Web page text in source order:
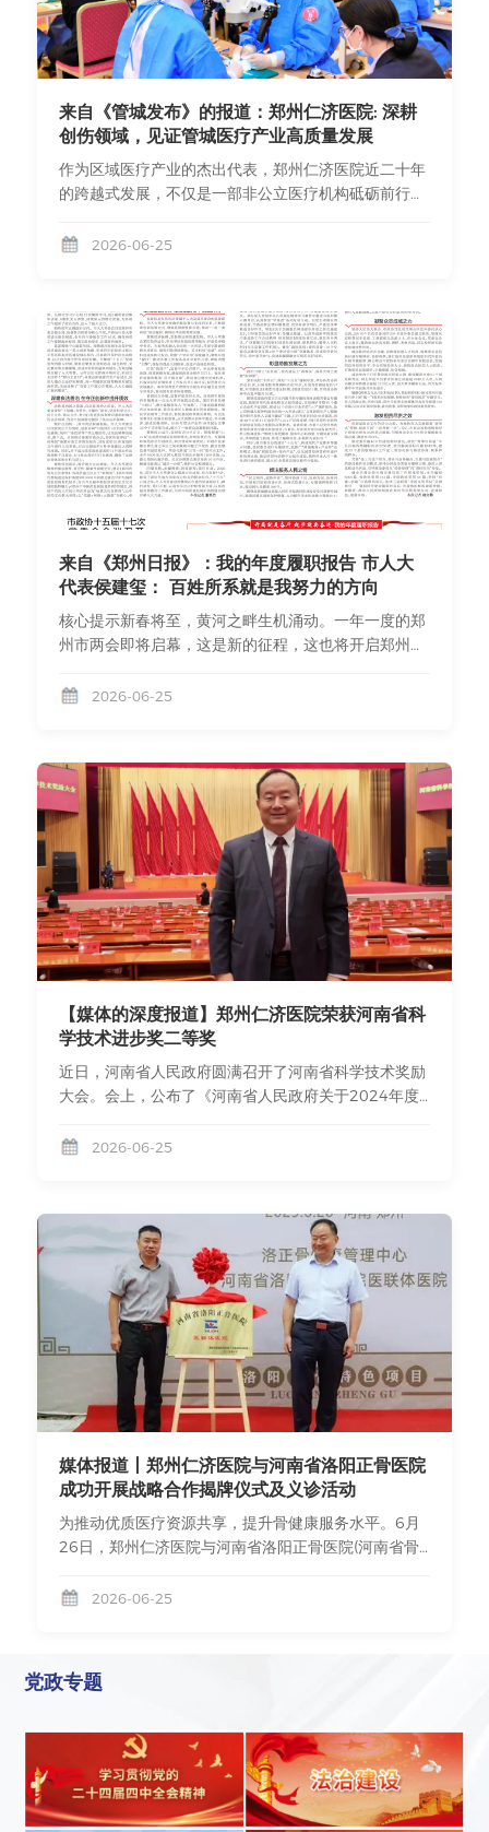
来自《管城发布》的报道：郑州仁济医院: 深耕
创伤领域，见证管城医疗产业高质量发展
作为区域医疗产业的杰出代表，郑州仁济医院近二十年
的跨越式发展，不仅是一部非公立医疗机构砥砺前行的
能力持续攀升的生动缩影。2003年，郑州仁济医院诞
为建筑面积超4.6万平方米、床位700张、员工600余
名的全国首家创伤显微外科三级专科医院。这条从“小
专科”到“大品牌”的崛起之路，精准契合了国家鼓励社会
办医、发展特色专科的政策导向，也映射出管城区优化
医疗资源配置、支持优质医疗资源扩容的坚实步伐。医
院坐落于金岱科创城核心板块，毗邻郑州南站枢纽，其
地理优势与管城区前瞻性的产业布局和城市发展规划同
频共振，预示着这里将成为高端医疗健康服务的新高
的极致追求与持续创新。“断指十七截再植全部成活”的
世界纪录，被载入中华百科全书和国际权威期刊；四项
创全国纪录的高难度手术，不断突破生命救治的极限；
从超级显微外科治疗淋巴水肿、阿尔茨海默症，到机器
人辅助微创手术、3D打印关节置换，医院始终站在技
术前沿。这背后，是以侯建玺院长为首的学科带头人深
奖的科研实力支撑，是与中国医师协会、中华医学会等
管城区在高度专业化、高精尖的医疗技术领域拥有了全
国领先、世界知名的“金字招牌”。医院的价值，不仅体
现在手术刀尖的精准，更流淌在服务与奉献的细节中。
“仁爱之心，济民普世”的价值观，贯穿于医院工作的方
方面面。从春节期间院长慰问病友、病房里的生日祝
福，到建立多部门随访机制、提供一站式便民服务；从
驰援武汉抗疫的“逆行出征”，到长期坚持的公益救助、
敬老爱老、健康科普活动；从对环卫工人的免费体检，
到对偏远病友的家访回访……仁济医院将“亲情化服务”理
念落到实处，构建了和谐的医患关系，赢得了广泛的社
会赞誉，充分展现了管城区医疗机构深厚的民生情怀和
责任担当医院的发展，离不开人才的汇聚与培养。通过
知名学者，医院搭建了强大的技术支持网络。同时，通
过承办国际超级显微外科大赛、连续举办18届论文交流
平台，营造浓厚的科研创新氛围，不仅提升了自身团队
仁济医院正朝着“创国家级重点学科，打造仁济医疗健
康集团，实现医康养结合的高端综合模式”的战略目标
迈进。这与“健康中国2030”规划纲要及郑州市、管城区
的发展战略高度契合。作为郑州市人大代表，侯建玺院
长积极履职，其带领的医院探索实践，也为丰富区域医
疗产业形态、完善全生命周期健康服务提供了宝贵经
验。在郑州市两会共商发展大计、新春展望未来之际，
郑州仁济医院的历程与成就，是管城区大力发展社会办
医、培育特色优势产业、持续优化营商环境和民生服务
城区坚持以人民健康为中心，推动医疗卫生事业高质量
发展，奋力书写中国式现代化管城实践篇章的坚定决心
与坚实步履。展望未来，依托管城区的区位优势、政策
支持与创新沃土，以仁济医院为代表的区域医疗产业必
城市现代化建设贡献更大的“管城力量”。
2026-06-25
来自《郑州日报》：我的年度履职报告 市人大
代表侯建玺： 百姓所系就是我努力的方向
核心提示新春将至，黄河之畔生机涌动。一年一度的郑
州市两会即将启幕，这是新的征程，这也将开启郑州新
“两高四着力”，深入一线调研，积极建言献策。从科技
里。2026年是“十五五”开局之年。开局就是奋斗、起步
就要奋进。在2026年郑州市两会即将召开之际，本报
推出“开局就是奋斗 起步就要奋进·我的年度履职报告”专
栏，邀请代表委员回顾履职历程、分享思考感悟。让我
们聆听代表委员行走郑州的履职足音，不断凝聚起奋进
“十五五”、谱写新篇章的磅礴力量，锚定“1+2+4+N”目
标任务体系，为奋力谱写中原大地推进中国式现代化新
篇章而不懈奋斗。“人大代表为人民”是市人大代表、郑
州仁济医院院长侯建玺的履职心声，也是他畅通民意表
达渠道，把人大代表联络站设在医院的初心。作为一名
医疗健康领域的人大代表，侯建玺非常关心人民群众在
看病过程中遇到的急难愁盼问题，“因为职业特性，我
们会见到不同年龄阶段、不同家庭情况和境遇的病人，
他们共同反映的问题就是我要着力的方向。”侯建玺在
医院门诊大厅设置了人大代表服务站，以便他面对面倾
乡居民看病医保报销门槛相比城镇职工要高很多，报销
保参保老人就医负担的建议，希望让医疗资源得到更充
分利用。另外，他结合群众的意见建议，并认真了解其
他省市的立法情况加以参考借鉴，今年还将提出几个建
议：一是修订河南省医疗纠纷预防与处理的办法；二是
针对医疗设备使用年限“一刀切”的状况，建议分类分批
酌情淘汰，并由质检部门定期检查；三是鉴于伤医、医
闹事件时有发生，能否考虑设立医疗责任险，以促更妥
善解决矛盾。河南是中医药的发源地，有着得天独厚的
发展优势。前两年，侯建玺提出了关于中医药人才建设
与中医药发展的议案，得到了相关部门的重视并推动立
法——将于今年3月1日起施行的《郑州市中医药发展促
进条例》，围绕我市中医药服务、产业发展、人才培
市中医药传承创新发展、建设中医药强市、提升人民群
众健康水平，这让侯建玺颇感欣慰。这是他践行代表职
职历程，侯建玺坦言：“人大代表不仅是一份荣誉，更
建言献策，努力提升人民群众的获得感、幸福感、安全
2026-06-25
【媒体的深度报道】郑州仁济医院荣获河南省科
学技术进步奖二等奖
近日，河南省人民政府圆满召开了河南省科学技术奖励
大会。会上，公布了《河南省人民政府关于2024年度
术发明奖、科学技术进步奖和科学技术合作奖。其中省
社会公益、软科学研究中取得显著经济效益或者社会效
益的科技项目，适当奖励基础研究、应用基础研究的优
秀科技项目。“此次获奖，与郑州仁济医院20多年一直
致力于显微外科领域的研究与创新有着密切关系。”郑
州仁济医院院长侯建玺表示，近年来针对肢体严重创伤
这一医学难题，医院启动了《肢体严重创伤再植和功能
重建技术创新及临床应用》项目，就是为了通过技术创
新，不断提高再植手术的成功率，恢复患者的肢体功
能，减轻他们的痛苦‌。同时获奖也是社会各界对医院医
疗技术实力的肯定。担当：推广技术，造福更多肢体严
重创伤患者！郑州仁济医院是中国显微外科临床基地，
同时也是中国修复重建临床技术推广基地，在创伤显微
外科领域创造了“单手十七截离断”再植全部成活的经典
案例，这是迄今为止世界上单手离断截数最多且术后成
活并恢复使用功能的案例保持者，以及九个月患儿“肢
手术、前臂损毁离断寄养再造再植、断臂开颅：开创国
“最后的希望”。本次获得河南省科学技术进步奖二等奖
的科研项目，侯建玺是项目主持人，参与单位除郑州仁
等，从另外一个角度，由郑州仁济医院牵头国内多家医
疗及科研单位共同研究推进，也印证了经过20多年发
展，郑州仁济医院在显微外科学科领域的地位及在业内
获得的充分认可。“医疗技术的进步和创新最终目的是
2026-06-25
媒体报道丨郑州仁济医院与河南省洛阳正骨医院
成功开展战略合作揭牌仪式及义诊活动
为推动优质医疗资源共享，提升骨健康服务水平。6月
26日，郑州仁济医院与河南省洛阳正骨医院(河南省骨
办，并通过一系列惠民活动，让广大市民享受到了专业
省洛正药业有限责任公司洛正骨健康项目总监黄梅娟等
持。郑州仁济医院院长侯建玺致辞侯建玺院长表示，河
南省洛阳正骨医院拥有悠久的历史和深厚的文化底蕴，
在骨科领域具有卓越的技术和丰富的经验。郑州仁济医
院此次与河南省洛阳正骨医院的合作，是顺应时代发
2026-06-25
党政专题